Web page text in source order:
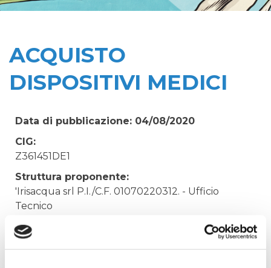
ACQUISTO
DISPOSITIVI MEDICI
Data di pubblicazione: 04/08/2020
CIG:
Z361451DE1
Struttura proponente:
'Irisacqua srl P.I./C.F. 01070220312. - Ufficio
Tecnico
Oggetto:
ACQUISTO DISPOSITIVI MEDICI